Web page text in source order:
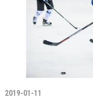
2019-01-11